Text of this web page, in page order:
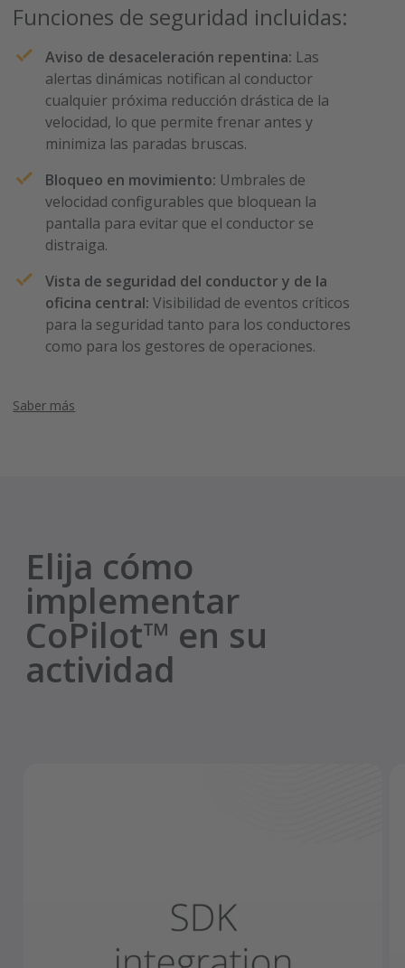
Funciones de seguridad incluidas:
Aviso de desaceleración repentina: Las
alertas dinámicas notifican al conductor
cualquier próxima reducción drástica de la
velocidad, lo que permite frenar antes y
minimiza las paradas bruscas.
Bloqueo en movimiento: Umbrales de
velocidad configurables que bloquean la
pantalla para evitar que el conductor se
distraiga.
Vista de seguridad del conductor y de la
oficina central:Visibilidad de eventos críticos
para la seguridad tanto para los conductores
como para los gestores de operaciones.
Saber más
Elija cómo
implementar
CoPilot™ en su
actividad